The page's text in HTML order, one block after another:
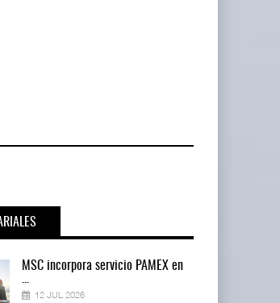
MSC incorpora servicio PAMEX en
12 JUL 2026